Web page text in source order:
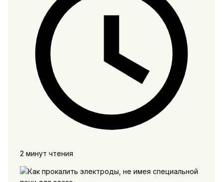
2 минут чтения